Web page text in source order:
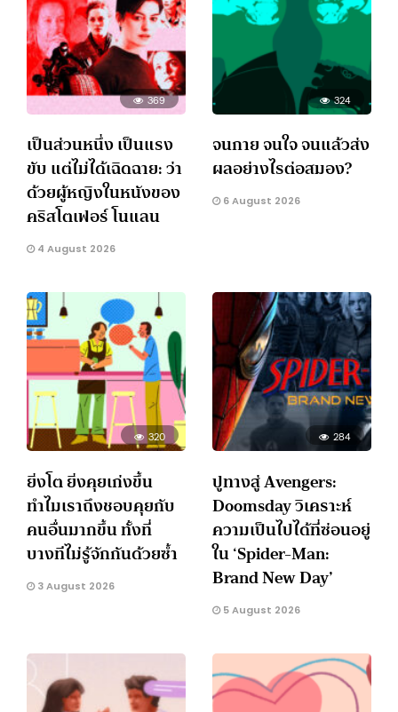
369
เป็นส่วนหนึ่ง เป็นแรง
ขับ แต่ไม่ได้เฉิดฉาย: ว่า
ด้วยผู้หญิงในหนังของ
คริสโตเฟอร์ โนแลน
4 August 2026
324
จนกาย จนใจ จนแล้วส่ง
ผลอย่างไรต่อสมอง?
6 August 2026
320
ยิ่งโต ยิ่งคุยเก่งขึ้น
ทำไมเราถึงชอบคุยกับ
คนอื่นมากขึ้น ทั้งที่
บางทีไม่รู้จักกันด้วยซ้ำ
3 August 2026
284
ปูทางสู่ Avengers:
Doomsday วิเคราะห์
ความเป็นไปได้ที่ซ่อนอยู่
ใน ‘Spider-Man:
Brand New Day’
5 August 2026